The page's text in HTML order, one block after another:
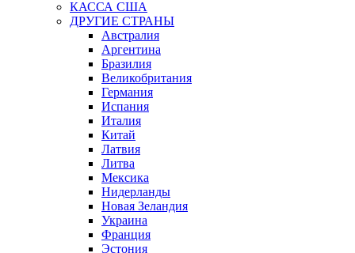
КАССА США
ДРУГИЕ СТРАНЫ
Австралия
Аргентина
Бразилия
Великобритания
Германия
Испания
Италия
Китай
Латвия
Литва
Мексика
Нидерланды
Новая Зеландия
Украина
Франция
Эстония